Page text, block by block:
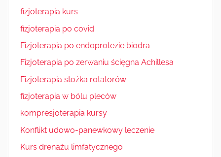
fizjoterapia kurs
fizjoterapia po covid
Fizjoterapia po endoprotezie biodra
Fizjoterapia po zerwaniu ścięgna Achillesa
Fizjoterapia stożka rotatorów
fizjoterapia w bólu pleców
kompresjoterapia kursy
Konflikt udowo-panewkowy leczenie
Kurs drenażu limfatycznego